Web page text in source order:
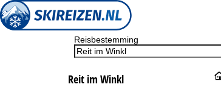
Reisbestemming
Reit im Winkl